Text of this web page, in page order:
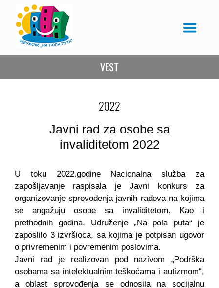
VEST
2022
Javni rad za osobe sa
invaliditetom 2022
U toku 2022.godine Nacionalna služba za
zapošljavanje raspisala je Javni konkurs za
organizovanje sprovođenja javnih radova na kojima
se angažuju osobe sa invaliditetom. Kao i
prethodnih godina, Udruženje „Na pola puta“ je
zaposlilo 3 izvršioca, sa kojima je potpisan ugovor
o privremenim i povremenim poslovima.
Javni rad je realizovan pod nazivom „Podrška
osobama sa intelektualnim teškoćama i autizmom“,
a oblast sprovođenja se odnosila na socijalnu